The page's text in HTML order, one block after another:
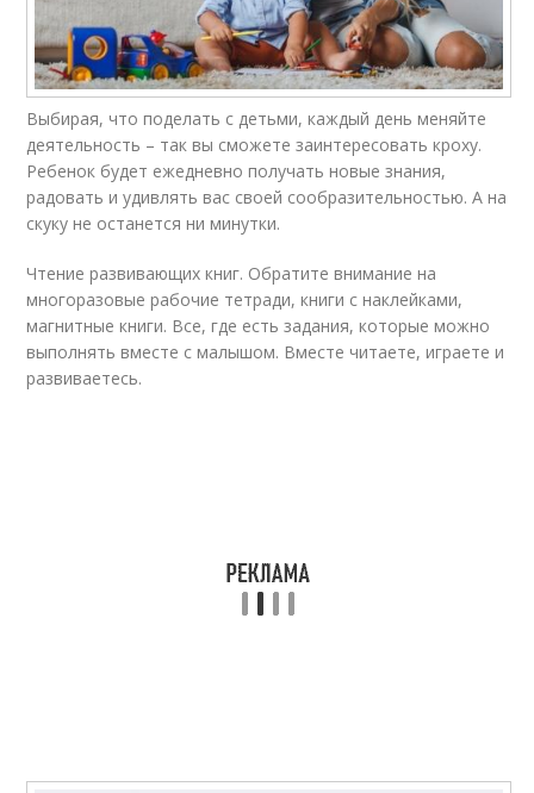
Выбирая, что поделать с детьми, каждый день меняйте
деятельность – так вы сможете заинтересовать кроху.
Ребенок будет ежедневно получать новые знания,
радовать и удивлять вас своей сообразительностью. А на
скуку не останется ни минутки.
Чтение развивающих книг. Обратите внимание на
многоразовые рабочие тетради, книги с наклейками,
магнитные книги. Все, где есть задания, которые можно
выполнять вместе с малышом. Вместе читаете, играете и
развиваетесь.